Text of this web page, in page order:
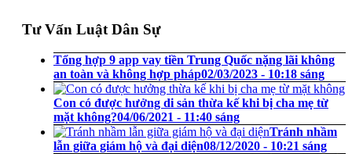
Tư Vấn Luật Dân Sự
Tổng hợp 9 app vay tiền Trung Quốc nặng lãi không
an toàn và không hợp pháp02/03/2023 - 10:18 sáng
Con có được hưởng di sản thừa kế khi bị cha mẹ từ
mặt không?04/06/2021 - 11:40 sáng
Tránh nhầm
lẫn giữa giám hộ và đại diện08/12/2020 - 10:21 sáng